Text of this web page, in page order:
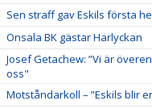
Sen straff gav Eskils första
Onsala BK gästar Harlyckan
Josef Getachew: ”Vi är
oss"
Motståndarkoll – ”Eskils blir